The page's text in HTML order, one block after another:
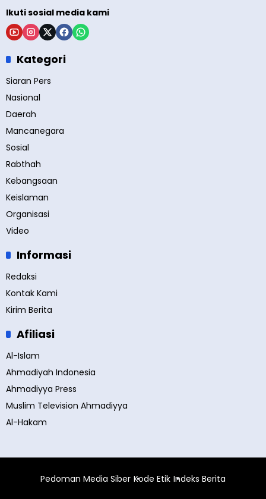
Ikuti sosial media kami
Kategori
Siaran Pers
Nasional
Daerah
Mancanegara
Sosial
Rabthah
Kebangsaan
Keislaman
Organisasi
Video
Informasi
Redaksi
Kontak Kami
Kirim Berita
Afiliasi
Al-Islam
Ahmadiyah Indonesia
Ahmadiyya Press
Muslim Television Ahmadiyya
Al-Hakam
Pedoman Media Siber Kode Etik Indeks Berita